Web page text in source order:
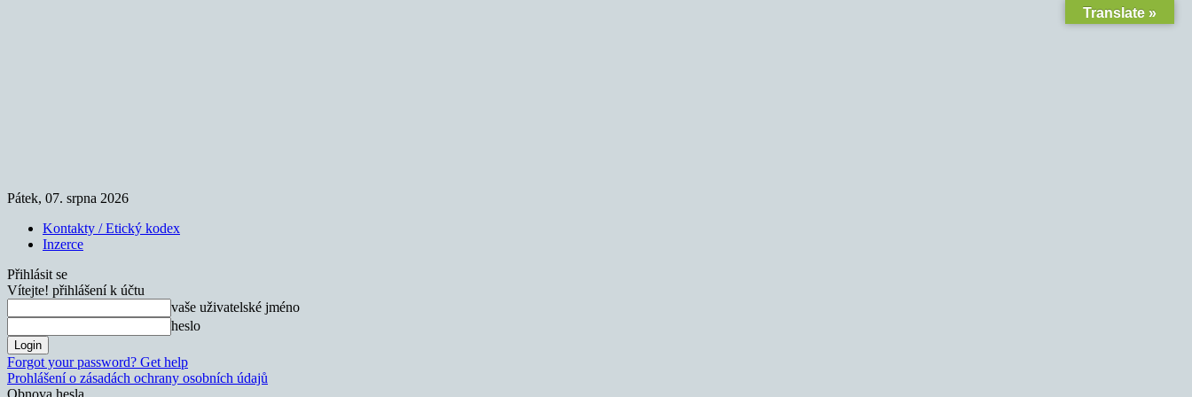
Pátek, 07. srpna 2026
Kontakty / Etický kodex
Inzerce
Přihlásit se
Vítejte! přihlášení k účtu
vaše uživatelské jméno
heslo
Forgot your password? Get help
Prohlášení o zásadách ochrany osobních údajů
Obnova hesla
Translate »